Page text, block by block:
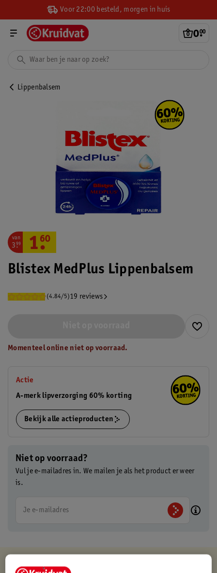
Voor 22:00 besteld, morgen in huis
0.
00
Lippenbalsem
Blistex MedPlus Lippenbalsem
(4.84/5)19 reviews
van
3.
99 1.
60
Momenteel online niet op voorraad.
Actie
A-merk lipverzorging 60% korting
Bekijk alle actieproducten
Niet op voorraad?
Vul je e-mailadres in. We mailen je als het product er weer
is.
Je e-mailadres
Kruidvat is altijd voordelig